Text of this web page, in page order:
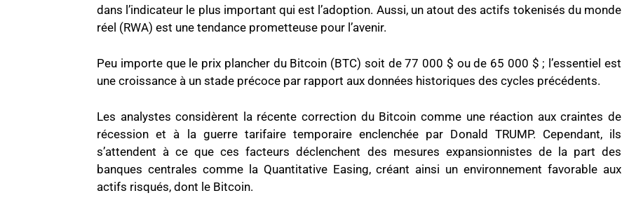
dans l’indicateur le plus important qui est l’adoption. Aussi, un atout des actifs tokenisés du monde
réel (RWA) est une tendance prometteuse pour l’avenir.
Peu importe que le prix plancher du Bitcoin (BTC) soit de 77 000 $ ou de 65 000 $ ; l’essentiel est
une croissance à un stade précoce par rapport aux données historiques des cycles précédents.
Les analystes considèrent la récente correction du Bitcoin comme une réaction aux craintes de
récession et à la guerre tarifaire temporaire enclenchée par Donald TRUMP. Cependant, ils
s’attendent à ce que ces facteurs déclenchent des mesures expansionnistes de la part des
banques centrales comme la Quantitative Easing, créant ainsi un environnement favorable aux
actifs risqués, dont le Bitcoin.